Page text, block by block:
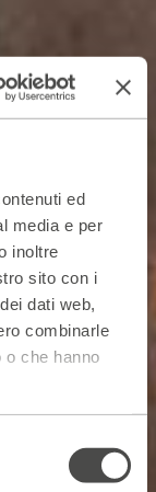
ed
media e per
inoltre
sito con i
dati web,
combinarle
o che hanno